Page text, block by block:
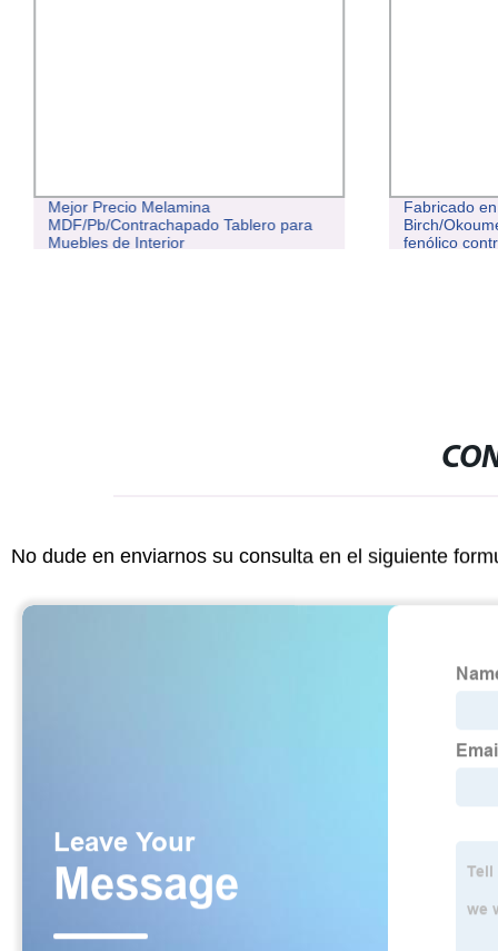
Mejor Precio Melamina
MDF/Pb/Contrachapado Tablero para
Muebles de Interior
Fabricado
Birch/
fenólico
No dude en enviarnos su consulta en el siguiente